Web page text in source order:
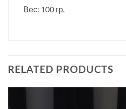
Вес: 100 гр.
RELATED PRODUCTS